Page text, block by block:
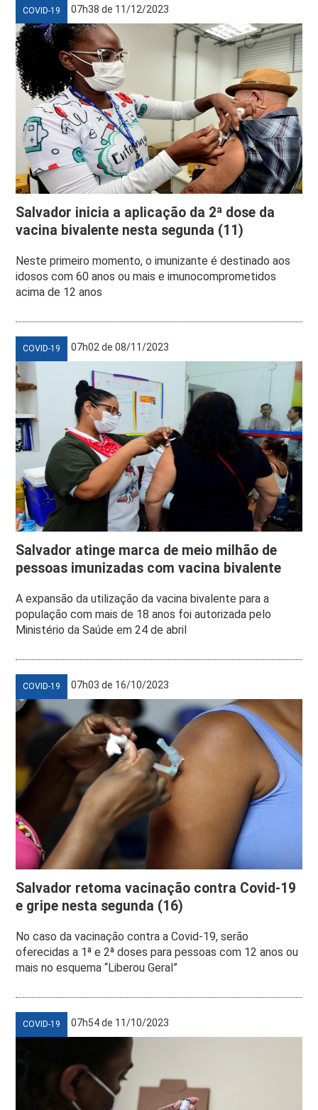
COVID-19 07h38 de 11/12/2023
Salvador inicia a aplicação da 2ª dose da
vacina bivalente nesta segunda (11)
Neste primeiro momento, o imunizante é destinado aos
idosos com 60 anos ou mais e imunocomprometidos
acima de 12 anos
COVID-19 07h02 de 08/11/2023
Salvador atinge marca de meio milhão de
pessoas imunizadas com vacina bivalente
A expansão da utilização da vacina bivalente para a
população com mais de 18 anos foi autorizada pelo
Ministério da Saúde em 24 de abril
COVID-19 07h03 de 16/10/2023
Salvador retoma vacinação contra Covid-19
e gripe nesta segunda (16)
No caso da vacinação contra a Covid-19, serão
oferecidas a 1ª e 2ª doses para pessoas com 12 anos ou
mais no esquema “Liberou Geral”
COVID-19 07h54 de 11/10/2023